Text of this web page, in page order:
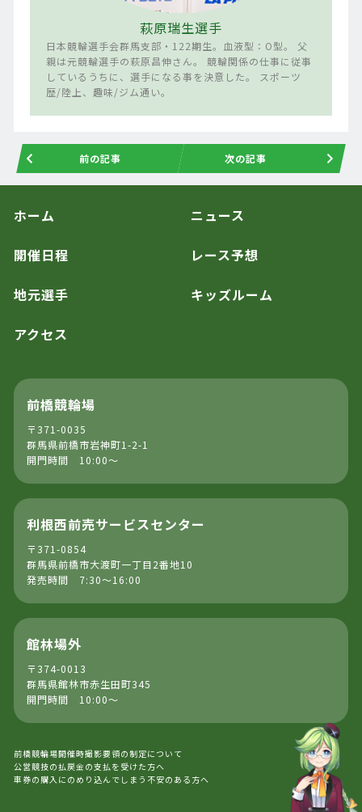
萩原瑞生選手
日本競輪選手会群馬支部・122期生。血液型：O型。 父
親は元競輪選手の萩原昌伸さん。 競輪関係の仕事に従事
しているうちに、選手になる事を決意した。 スポーツ
歴/陸上、趣味/ジム通い。
前の記事 次の記事
ホーム ニュース
開催日程 レース予想
地元選手 キッズルーム
アクセス
前橋競輪場
〒371-0035
群馬県前橋市岩神町1-2-1
開門時間 10:00～
利根西前売サービスセンター
〒371-0854
群馬県前橋市大渡町一丁目2番地10
発売時間 7:30～16:00
館林場外
〒374-0013
群馬県館林市赤生田町345
開門時間 10:00～
前橋競輪場開催時撮影要領の制定について
公営競技の払戻金の支払を受けた方へ
車券の購入にのめり込んでしまう不安のある方へ